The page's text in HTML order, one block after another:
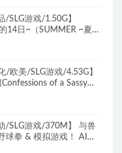
/SLG游戏/1.50G】
14日~（SUMMER ~夏の
/欧美/SLG游戏/4.53G】
of a Sassy
/SLG游戏/370M】 与兽
拳 & 模拟游戏！ AI汉